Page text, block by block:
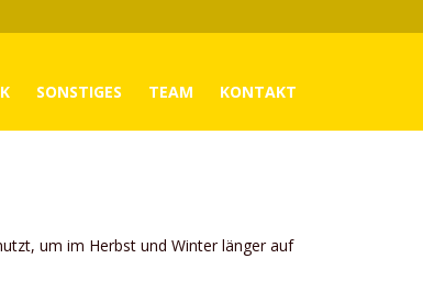
SONSTIGES TEAM KONTAKT
um im Herbst und Winter länger auf